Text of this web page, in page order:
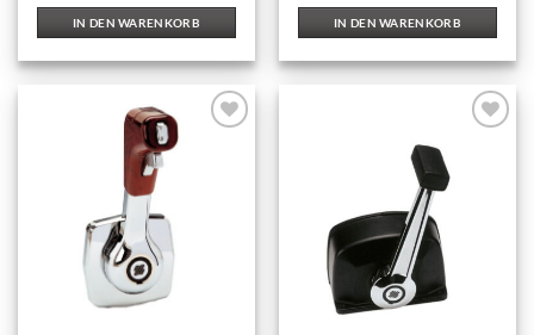
IN DEN WARENKORB IN DEN WARENKORB
Wunschliste